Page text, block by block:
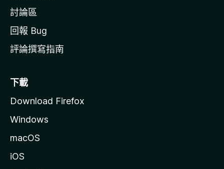
討論區
回報 Bug
評論撰寫指南
下載
Download Firefox
Windows
macOS
iOS